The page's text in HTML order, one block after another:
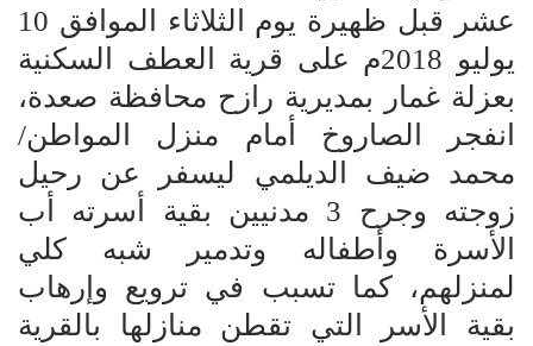
عشر قبل ظهيرة يوم الثلاثاء الموافق 10
يوليو 2018م على قرية العطف السكنية
بعزلة غمار بمديرية رازح محافظة صعدة،
انفجر الصاروخ أمام منزل المواطن/
محمد ضيف الديلمي ليسفر عن رحيل
زوجته وجرح 3 مدنيين بقية أسرته أب
الأسرة وأطفاله وتدمير شبه كلي
لمنزلهم، كما تسبب في ترويع وإرهاب
بقية الأسر التي تقطن منازلها بالقرية